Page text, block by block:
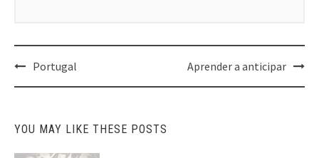
Post
navigation
Portugal Aprender a anticipar
YOU MAY LIKE THESE POSTS